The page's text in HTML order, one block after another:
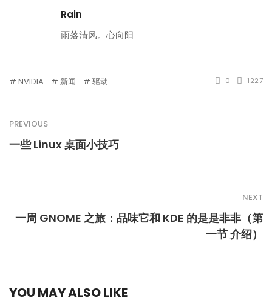
Rain
雨落清风。心向阳
NVIDIA 新闻 驱动 0 1227
PREVIOUS
一些 Linux 桌面小技巧
NEXT
一周 GNOME 之旅：品味它和 KDE 的是是非非（第
一节 介绍）
YOU MAY ALSO LIKE